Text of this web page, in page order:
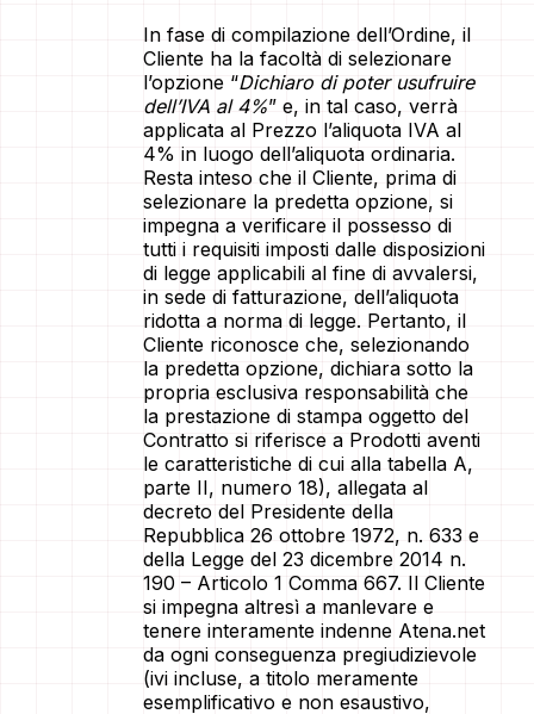
In fase di compilazione dell’Ordine, il
Cliente ha la facoltà di selezionare
l’opzione “Dichiaro di poter usufruire
dell’IVA al 4%” e, in tal caso, verrà
applicata al Prezzo l’aliquota IVA al
4% in luogo dell’aliquota ordinaria.
Resta inteso che il Cliente, prima di
selezionare la predetta opzione, si
impegna a verificare il possesso di
tutti i requisiti imposti dalle disposizioni
di legge applicabili al fine di avvalersi,
in sede di fatturazione, dell’aliquota
ridotta a norma di legge. Pertanto, il
Cliente riconosce che, selezionando
la predetta opzione, dichiara sotto la
propria esclusiva responsabilità che
la prestazione di stampa oggetto del
Contratto si riferisce a Prodotti aventi
le caratteristiche di cui alla tabella A,
parte II, numero 18), allegata al
decreto del Presidente della
Repubblica 26 ottobre 1972, n. 633 e
della Legge del 23 dicembre 2014 n.
190 – Articolo 1 Comma 667. Il Cliente
si impegna altresì a manlevare e
tenere interamente indenne Atena.net
da ogni conseguenza pregiudizievole
(ivi incluse, a titolo meramente
esemplificativo e non esaustivo,